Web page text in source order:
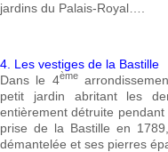
jardins du Palais-Royal….
4. Les vestiges de la Bastille
Dans le 4ème
petit jardin abritant les
entièrement détruite
prise de la Bastille en
démantelée et ses pierres